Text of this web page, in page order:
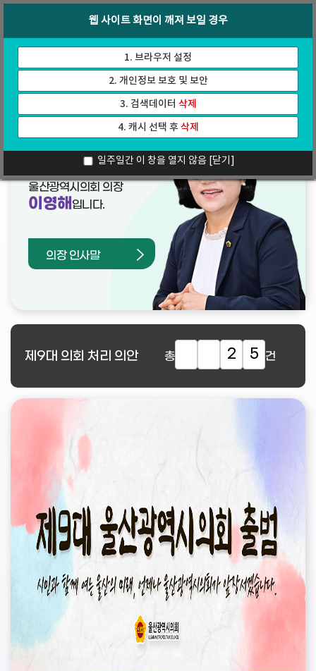
가
기
인터넷방송
웹 사이트 화면이 깨져 보일 경우
1. 브라우저 설정
2. 개인정보 보호 및 보안
3. 검색데이터 삭제
4. 캐시 선택 후삭제
일주일간 이 창을 열지 않음 [닫기]
열린의장실
울산광역시의회 의장
이영해 입니다.
의장 인사말
제9대 의회 처리 의안 총 2 5 건